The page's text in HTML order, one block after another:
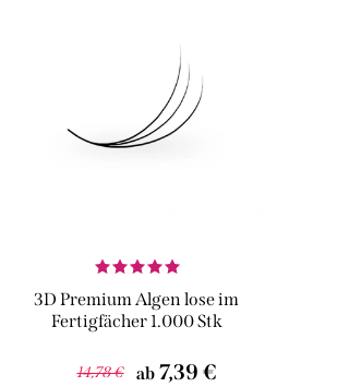
3D Premium Algen lose im
Fertigfächer 1.000 Stk
14,78 € ab 7,39 €